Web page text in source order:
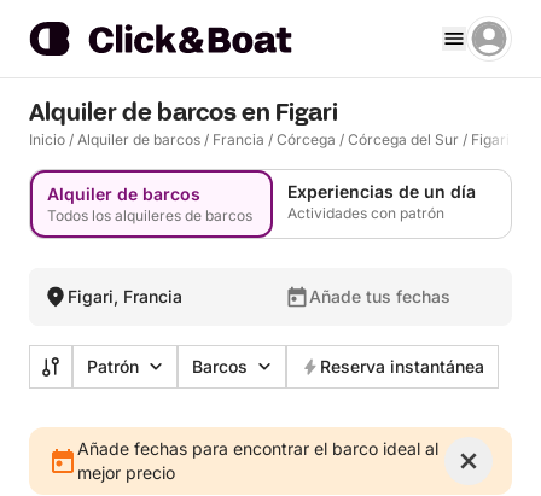
Alquiler de barcos en Figari
Inicio / Alquiler de barcos / Francia / Córcega / Córcega del Sur / Figari
Alquiler de barcos
Todos los alquileres de barcos
Experiencias de un día
Actividades con patrón
Figari, Francia Añade tus fechas
Patrón Barcos Reserva instantánea
Añade fechas para encontrar el barco ideal al
mejor precio